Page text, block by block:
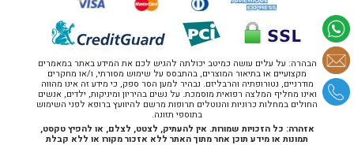
הבהרה: על עלים עושה כמיטב יכולתה להגיש לכם את המידע באתר במאמרים
מקצועיים או בתיאור המוצרים, בהתבסס על שימוש מסורתי, ו/או מחקרים
מודרניים, נטורופתיה והרבליזם. נבהיר למען הסר ספק, כי מידע זה אינו מהווה
ואינו מחליף המלצה רפואית מוסמכת. על נשים בהיריון ומיניקות, ילדים, אנשים
החולים במחלות כרוניות והנוטלים תרופות מרשם להיוועץ ברופא לפני השימוש
בתוספי תזונה.
אזהרה: כל הזכויות שמורות. אין להעתיק, לצטט, לצלם, או להפיץ טקסט,
תמונות או מידע תוכן אחר מתוך האתר ללא אזכור מקורו או ללא קבלת